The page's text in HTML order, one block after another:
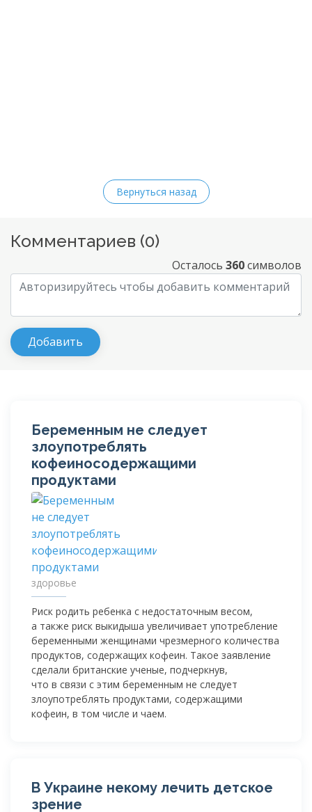
Вернуться назад
Комментариев (0)
Осталось 360символов
Беременным не следует
злоупотреблять
кофеиносодержащими
продуктами
здоровье
Риск родить ребенка с недостаточным весом,
а также риск выкидыша увеличивает употребление
беременными женщинами чрезмерного количества
продуктов, содержащих кофеин. Такое заявление
сделали британские ученые, подчеркнув,
что в связи с этим беременным не следует
злоупотреблять продуктами, содержащими
кофеин, в том числе и чаем.
В Украине некому лечить детское
зрение